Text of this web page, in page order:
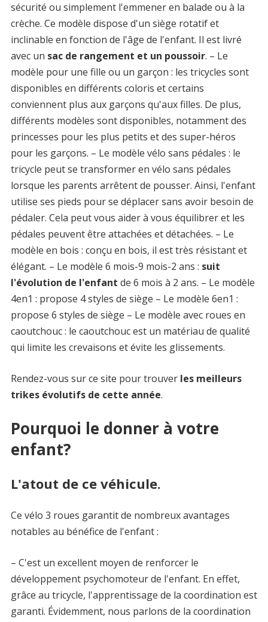
sécurité ou simplement l'emmener en balade ou à la
crèche. Ce modèle dispose d'un siège rotatif et
inclinable en fonction de l'âge de l'enfant. Il est livré
avec un sac de rangement et un poussoir. – Le
modèle pour une fille ou un garçon : les tricycles sont
disponibles en différents coloris et certains
conviennent plus aux garçons qu'aux filles. De plus,
différents modèles sont disponibles, notamment des
princesses pour les plus petits et des super-héros
pour les garçons. – Le modèle vélo sans pédales : le
tricycle peut se transformer en vélo sans pédales
lorsque les parents arrêtent de pousser. Ainsi, l'enfant
utilise ses pieds pour se déplacer sans avoir besoin de
pédaler. Cela peut vous aider à vous équilibrer et les
pédales peuvent être attachées et détachées. – Le
modèle en bois : conçu en bois, il est très résistant et
élégant. – Le modèle 6 mois-9 mois-2 ans : suit
l'évolution de l'enfant de 6 mois à 2 ans. – Le modèle
4en1 : propose 4 styles de siège – Le modèle 6en1 :
propose 6 styles de siège – Le modèle avec roues en
caoutchouc : le caoutchouc est un matériau de qualité
qui limite les crevaisons et évite les glissements.
Rendez-vous sur ce site pour trouver les meilleurs
trikes évolutifs de cette année.
Pourquoi le donner à votre
enfant?
L'atout de ce véhicule.
Ce vélo 3 roues garantit de nombreux avantages
notables au bénéfice de l'enfant :
– C'est un excellent moyen de renforcer le
développement psychomoteur de l'enfant. En effet,
grâce au tricycle, l'apprentissage de la coordination est
garanti. Évidemment, nous parlons de la coordination